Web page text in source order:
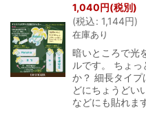
1,040円(税別)
(税込: 1,144円)
在庫あり
暗いところで光
ルです。 ちょ
か？ 細長タイプ
どにちょうどい
などにも貼れま